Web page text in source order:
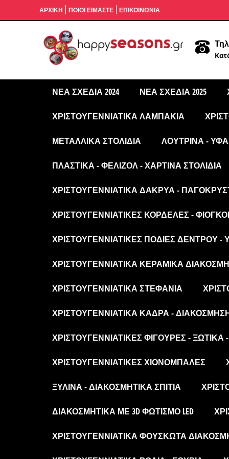
ΑΡΧΙΚΉ ΠΟΙΟΙ ΕΙΜΑΣΤΕ ΕΠΙΚΟΙΝΩΝΙΑ
ΝΈΑ ΣΧΈΔΙΑ 2024 ΝΈΑ ΣΧΈΔΙΑ 2025
ΧΡΙΣΤΟΥΓΕΝΝΙΆΤΙΚΑ ΛΑΜΠΆΚΙΑ
ΜΕΤΑΛΛΙΚΆ ΣΤΟΛΊΔΙΑ ΛΟΎΤΡΙΝΑ -
ΠΛΑΣΤΙΚΆ - ΦΕΛΙΖΌΛ - ΧΆΡΤΙΝΑ ΣΤΟΛΊΔΙΑ
ΧΡΙΣΤΟΥΓΕΝΝΙΆΤΙΚΑ ΔΆΚΡΥΑ -
ΧΡΙΣΤΟΥΓΕΝΝΙΆΤΙΚΕΣ ΚΟΡΔΈΛΕΣ -
ΧΡΙΣΤΟΥΓΕΝΝΙΆΤΙΚΕΣ ΠΟΔΙΈΣ ΔΈΝΤΡΟΥ -
ΧΡΙΣΤΟΥΓΕΝΝΙΆΤΙΚΑ ΚΕΡΑΜΙΚΆ
ΧΡΙΣΤΟΥΓΕΝΝΙΆΤΙΚΑ ΣΤΕΦΆΝΙΑ
ΧΡΙΣΤΟΥΓΕΝΝΙΆΤΙΚΑ ΚΆΔΡΑ -
ΧΡΙΣΤΟΥΓΕΝΝΙΆΤΙΚΕΣ ΦΙΓΟΎΡΕΣ - ΞΩΤΙΚΆ
ΧΡΙΣΤΟΥΓΕΝΝΙΆΤΙΚΕΣ ΧΙΟΝΌΜΠΑΛΕΣ
ΞΎΛΙΝΑ - ΔΙΑΚΟΣΜΗΤΙΚΆ ΣΠΊΤΙΑ
ΔΙΑΚΟΣΜΗΤΙΚΆ ΜΕ 3D ΦΩΤΙΣΜΌ LED
ΧΡΙΣΤΟΥΓΕΝΝΙΆΤΙΚΑ ΦΟΥΣΚΩΤΆ